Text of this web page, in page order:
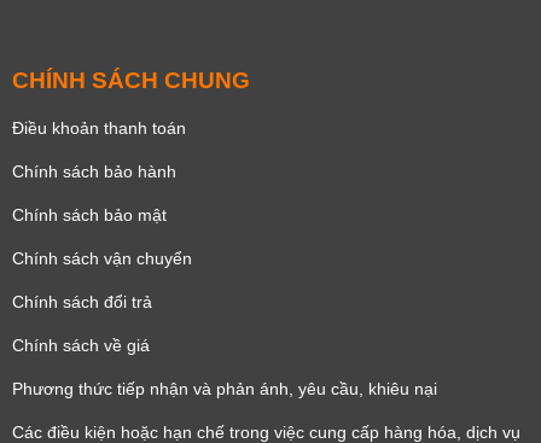
CHÍNH SÁCH CHUNG
Điều khoản thanh toán
Chính sách bảo hành
Chính sách bảo mật
Chính sách vận chuyển
Chính sách đổi trả
Chính sách về giá
Phương thức tiếp nhận và phản ánh, yêu cầu, khiêu nại
Các điều kiện hoặc hạn chế trong việc cung cấp hàng hóa, dịch vụ